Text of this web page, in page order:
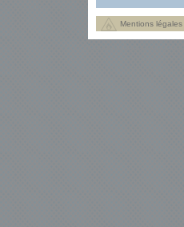
Mentions légales